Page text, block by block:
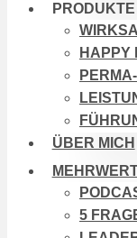
PRODUKTE
HAPPY
ÜBER MICH
5